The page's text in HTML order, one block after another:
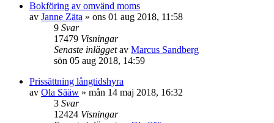
Bokföring av omvänd moms
av Janne Zäta » ons 01 aug 2018, 11:58
9 Svar
17479 Visningar
Senaste inläggetav Marcus Sandberg
sön 05 aug 2018, 14:59
Prissättning långtidshyra
av Ola Sääw » mån 14 maj 2018, 16:32
3 Svar
12424 Visningar